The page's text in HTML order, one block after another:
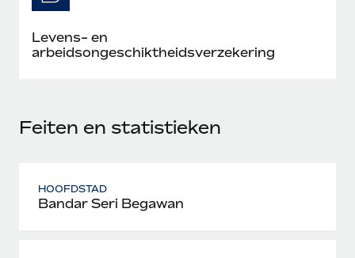
Levens- en
arbeidsongeschiktheidsverzekering
Feiten en statistieken
HOOFDSTAD
Bandar Seri Begawan